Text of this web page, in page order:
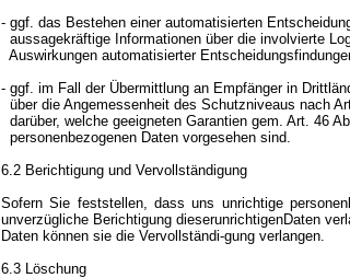
- ggf. das Bestehen einer automatisierten
aussagekräftige Informationen über die involvierte
Auswirkungen automatisierter
- ggf. im Fall der Übermittlung an Empfänger in
über die Angemessenheit des Schutzniveaus nach
darüber, welche geeigneten Garantien gem. Art. 46
personenbezogenen Daten vorgesehen sind.
6.2 Berichtigung und Vervollständigung
Sofern Sie feststellen, dass uns unrichtige
unverzügliche Berichtigung dieserunrichtigenDaten
Daten können sie die Vervollständi-gung verlangen.
6.3 Löschung